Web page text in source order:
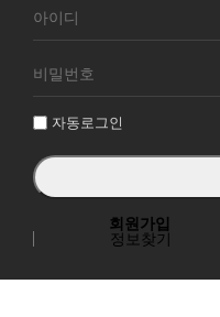
원
그
자동로그인
회원가입
정보찾기